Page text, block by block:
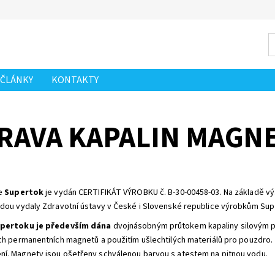
ČLÁNKY KONTAKTY
KAPALIN
Supertokje vydán CERTIFIKÁT VÝROBKU č. B-30-00458-03. Na
vydaly Zdravotní ústavy v České i Slovenské republice výrobkům
je především dána dvojnásobným průtokem kapaliny
permanentních magnetů a použitím ušlechtilých materiálů pro